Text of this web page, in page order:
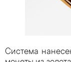
Система